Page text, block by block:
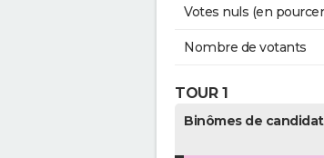
Votes nuls (en
Nombre de votants
TOUR 1
Binômes de